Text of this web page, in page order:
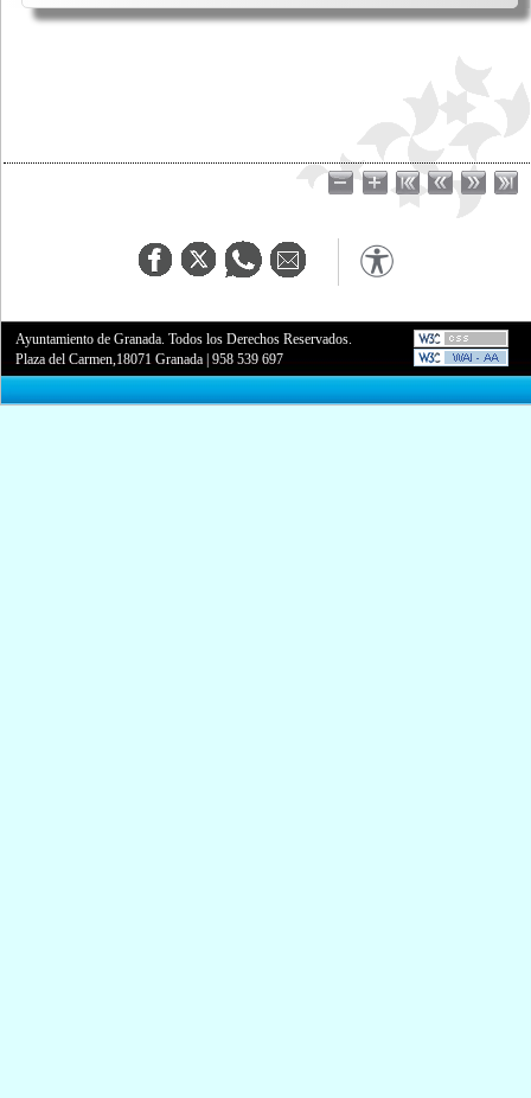
Ayuntamiento de Granada. Todos los Derechos Reservados.
Plaza del Carmen,18071 Granada |958 539 697